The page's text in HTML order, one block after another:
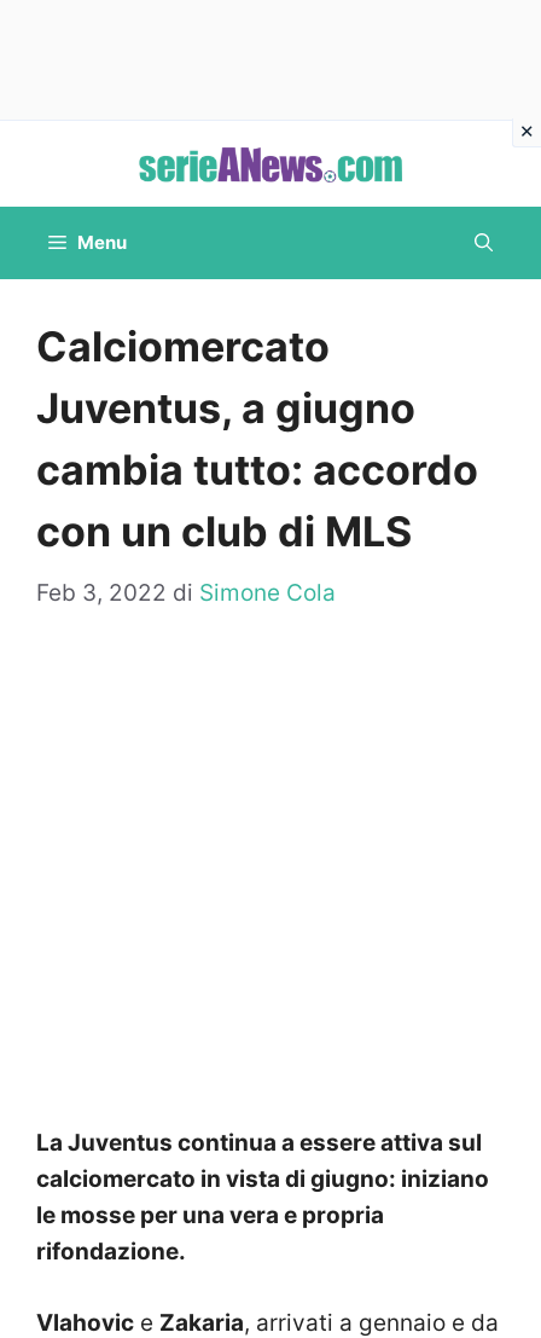
contenuto
Menu
Calciomercato
Juventus, a giugno
cambia tutto: accordo
con un club di MLS
Feb 3, 2022 di Simone Cola
La Juventus continua a essere attiva sul
calciomercato in vista di giugno: iniziano
le mosse per una vera e propria
rifondazione.
Vlahovic e Zakaria, arrivati a gennaio e da